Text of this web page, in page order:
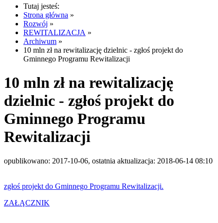
Tutaj jesteś:
Strona główna »
Rozwój »
REWITALIZACJA »
Archiwum »
10 mln zł na rewitalizację dzielnic - zgłoś projekt do
Gminnego Programu Rewitalizacji
10 mln zł na rewitalizację
dzielnic - zgłoś projekt do
Gminnego Programu
Rewitalizacji
opublikowano: 2017-10-06, ostatnia aktualizacja: 2018-06-14 08:10
zgłoś projekt do Gminnego Programu Rewitalizacji.
ZAŁĄCZNIK